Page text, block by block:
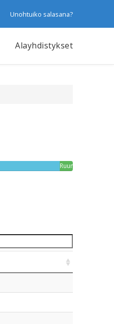
Unohtuiko salasana?
Alayhdistykset
Ruunat